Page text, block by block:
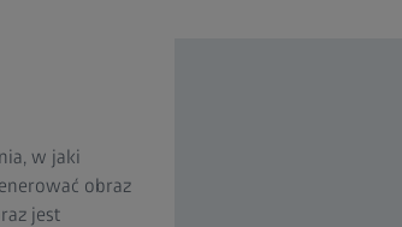
w jaki
obraz
jest